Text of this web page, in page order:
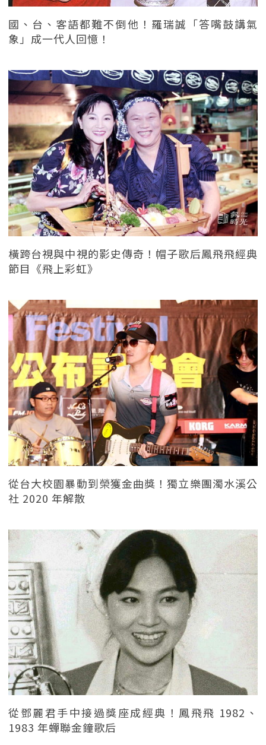
國、台、客語都難不倒他！羅瑞誠「答嘴鼓講氣
象」成一代人回憶！
橫跨台視與中視的影史傳奇！帽子歌后鳳飛飛經典
節目《飛上彩虹》
從台大校園暴動到榮獲金曲獎！獨立樂團濁水溪公
社 2020 年解散
從鄧麗君手中接過獎座成經典！鳳飛飛 1982、
1983 年蟬聯金鐘歌后